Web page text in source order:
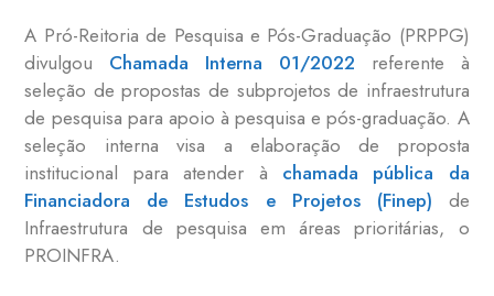
A Pró-Reitoria de Pesquisa e Pós-Graduação (PRPPG)
divulgou Chamada Interna 01/2022 referente à
seleção de propostas de subprojetos de infraestrutura
de pesquisa para apoio à pesquisa e pós-graduação. A
seleção interna visa a elaboração de proposta
institucional para atender à chamada pública da
Financiadora de Estudos e Projetos (Finep) de
Infraestrutura de pesquisa em áreas prioritárias, o
PROINFRA.